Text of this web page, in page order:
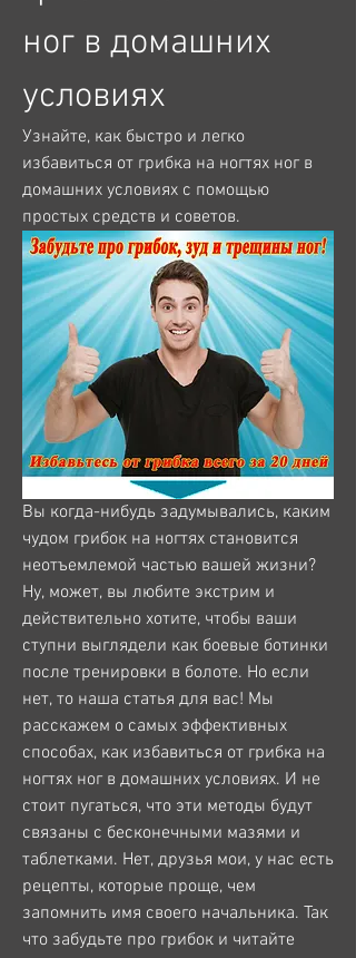
ног в домашних
условиях
Узнайте, как быстро и легко
избавиться от грибка на ногтях ног в
домашних условиях с помощью
простых средств и советов.
Вы когда-нибудь задумывались, каким
чудом грибок на ногтях становится
неотъемлемой частью вашей жизни?
Ну, может, вы любите экстрим и
действительно хотите, чтобы ваши
ступни выглядели как боевые ботинки
после тренировки в болоте. Но если
нет, то наша статья для вас! Мы
расскажем о самых эффективных
способах, как избавиться от грибка на
ногтях ног в домашних условиях. И не
стоит пугаться, что эти методы будут
связаны с бесконечными мазями и
таблетками. Нет, друзья мои, у нас есть
рецепты, которые проще, чем
запомнить имя своего начальника. Так
что забудьте про грибок и читайте